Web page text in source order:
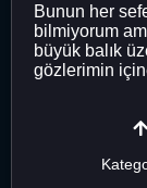
Bunun her
bilmiyorum
büyük balık
gözlerimin